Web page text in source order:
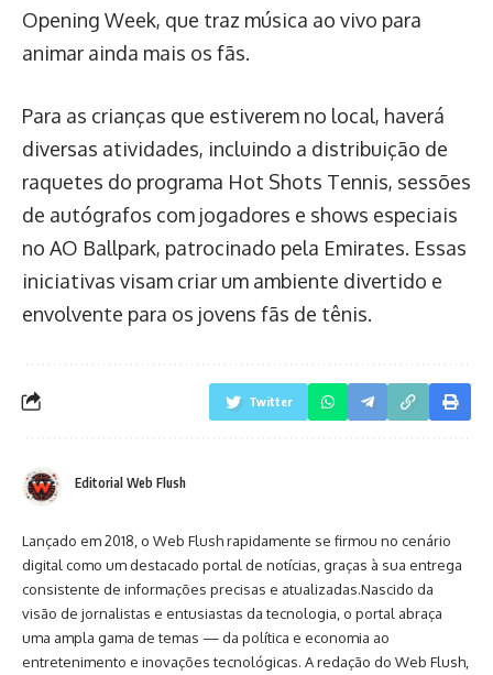
Opening Week, que traz música ao vivo para
animar ainda mais os fãs.
Para as crianças que estiverem no local, haverá
diversas atividades, incluindo a distribuição de
raquetes do programa Hot Shots Tennis, sessões
de autógrafos com jogadores e shows especiais
no AO Ballpark, patrocinado pela Emirates. Essas
iniciativas visam criar um ambiente divertido e
envolvente para os jovens fãs de tênis.
Twitter
Editorial Web Flush
Lançado em 2018, o Web Flush rapidamente se firmou no cenário
digital como um destacado portal de notícias, graças à sua entrega
consistente de informações precisas e atualizadas.Nascido da
visão de jornalistas e entusiastas da tecnologia, o portal abraça
uma ampla gama de temas — da política e economia ao
entretenimento e inovações tecnológicas. A redação do Web Flush,